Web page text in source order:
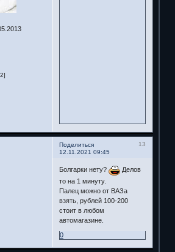
Поделиться
13
12.11.2021 09:45
Болгарки нету?
Делов
то на 1 минуту.
Палец можно от ВАЗа
взять, рублей 100-200
стоит в любом
автомагазине.
0